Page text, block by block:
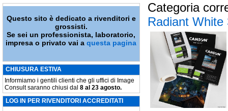
Questo sito è dedicato a rivenditori e
grossisti.
Se sei un professionista, laboratorio,
impresa o privato vai aquesta pagina
CHIUSURA ESTIVA
Informiamo i gentili clienti che gli uffici di Image
Consult saranno chiusi dal 8 al 23 agosto.
LOG IN PER RIVENDITORI ACCREDITATI
Categoria
Radiant White